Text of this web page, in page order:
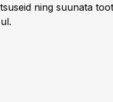
ning suunata